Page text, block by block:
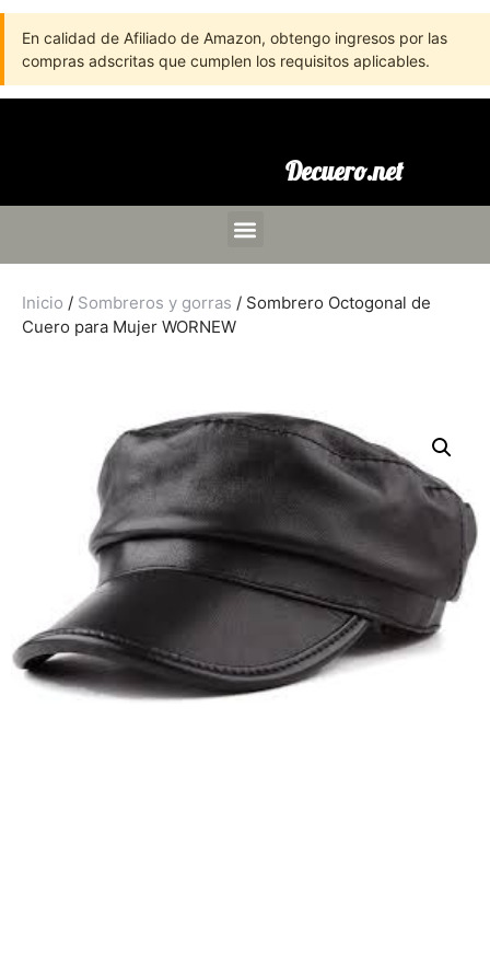
En calidad de Afiliado de Amazon, obtengo ingresos por las
compras adscritas que cumplen los requisitos aplicables.
Decuero.net
Inicio / Sombreros y gorras / Sombrero Octogonal de
Cuero para Mujer WORNEW